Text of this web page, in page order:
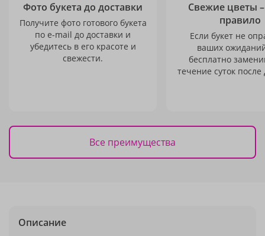
Фото букета до доставки
Получите фото готового букета
по e-mail до доставки и
убедитесь в его красоте и
свежести.
Свежие цветы
правило
Если букет не
ваших
бесплатно
течение суток после
Все преимущества
Описание